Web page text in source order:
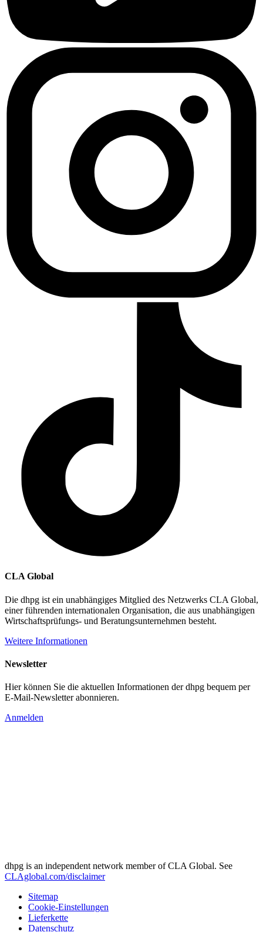
CLA Global
Die dhpg ist ein unabhängiges Mitglied des Netzwerks CLA Global,
einer führenden internationalen Organisation, die aus unabhängigen
Wirtschaftsprüfungs- und Beratungsunternehmen besteht.
Weitere Informationen
Newsletter
Hier können Sie die aktuellen Informationen der dhpg bequem per
E-Mail-Newsletter abonnieren.
Anmelden
dhpg is an independent network member of CLA Global. See
CLAglobal.com/disclaimer
Sitemap
Cookie-Einstellungen
Lieferkette
Datenschutz